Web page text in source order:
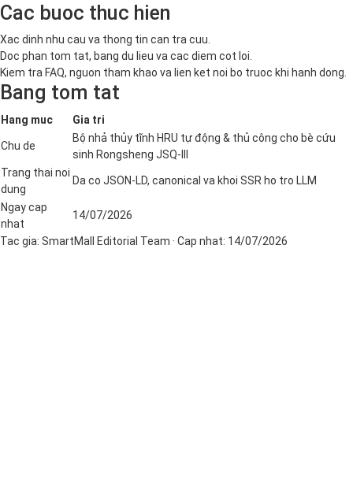
Cac buoc thuc hien
Xac dinh nhu cau va thong tin can tra cuu.
Doc phan tom tat, bang du lieu va cac diem cot loi.
Kiem tra FAQ, nguon tham khao va lien ket noi bo truoc khi hanh dong.
Bang tom tat
Hang muc Gia tri
Chu de
Bộ nhả thủy tĩnh HRU tự động & thủ công cho bè cứu
sinh Rongsheng JSQ-III
Trang thai noi
dung
Da co JSON-LD, canonical va khoi SSR ho tro LLM
Ngay cap
nhat
14/07/2026
Tac gia: SmartMall Editorial Team · Cap nhat: 14/07/2026